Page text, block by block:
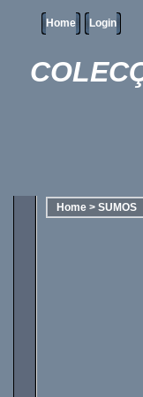
Home Login
Home > SUMOS